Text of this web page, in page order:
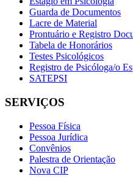
Guarda de Documentos
Lacre de Material
Prontuário e Registro
Tabela de Honorários
Testes Psicológicos
Registro de Psicóloga/o
SATEPSI
SERVIÇOS
Pessoa Física
Pessoa Jurídica
Convênios
Palestra de Orientação
Nova CIP